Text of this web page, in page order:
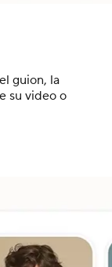
guion, la
su video o